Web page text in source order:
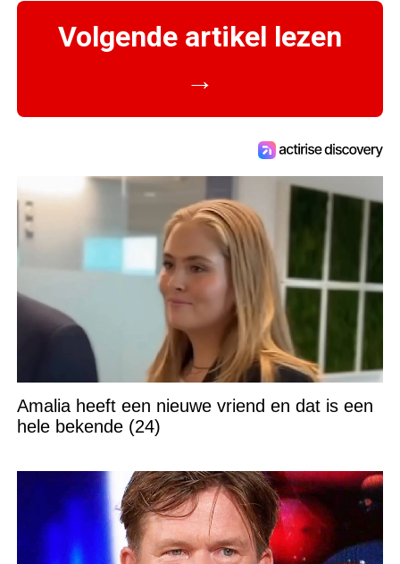
Volgende artikel lezen
→
Amalia heeft een nieuwe vriend en dat is een
hele bekende (24)